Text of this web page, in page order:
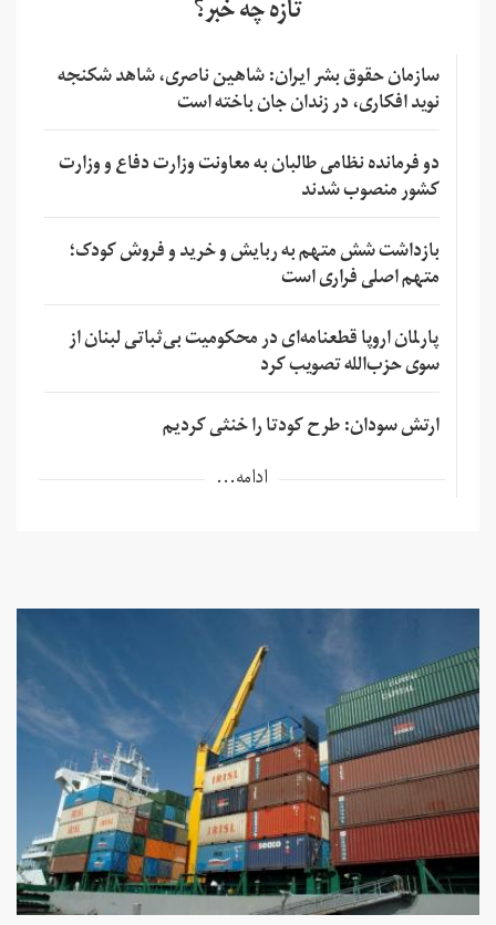
تازه چه خبر؟
سازمان حقوق بشر ایران: شاهین ناصری، شاهد شکنجه
نوید افکاری، در زندان جان باخته است
دو فرمانده نظامی طالبان به معاونت وزارت دفاع و وزارت
کشور منصوب شدند
بازداشت شش متهم به ربایش و خرید و فروش کودک؛
متهم اصلی فراری است
پارلمان اروپا قطعنامه‌ای در محکومیت بی‌ثباتی لبنان از
سوی حزب‌الله تصویب کرد
ارتش سودان: طرح کودتا را خنثی کردیم
ادامه...